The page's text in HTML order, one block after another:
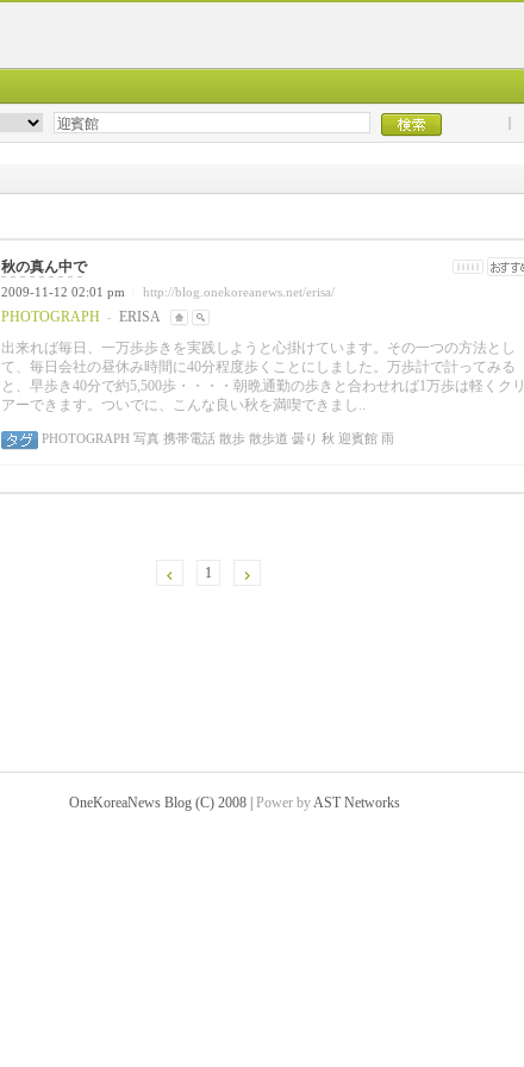
秋の真ん中で
2009-11-12 02:01 pm http://blog.onekoreanews.net/erisa/
PHOTOGRAPH -
ERISA
出来れば毎日、一万歩歩きを実践しようと心掛けています。その一つの方法とし
て、毎日会社の昼休み時間に40分程度歩くことにしました。万歩計で計ってみる
と、早歩き40分で約5,500歩・・・・朝晩通勤の歩きと合わせれば1万歩は軽くクリ
アーできます。ついでに、こんな良い秋を満喫できまし..
PHOTOGRAPH 写真 携帯電話 散歩 散歩道 曇り 秋 迎賓館 雨
1
OneKoreaNews Blog (C) 2008 | Power byAST Networks